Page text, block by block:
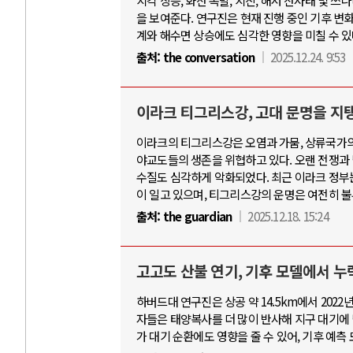
을 보여준다. 연구진은 현재 진행 중인 기후 변
계와 해수면 상승에도 심각한 영향을 미칠 수
출처: the conversation 2025.12.24. 9:53
이라크 티그리스강, 고대 문명을 지
이라크의 티그리스강은 오염과 가뭄, 상류국
야교도들의 생존을 위협하고 있다. 오랜 전쟁
수질도 심각하게 악화되었다. 최근 이라크 정
이 일고 있으며, 티그리스강의 운명은 여전히
출처: the guardian 2025.12.18. 15:24
고고도 산불 연기, 기후 모델에서
하버드대 연구진은 상공 약 14.5km에서 2022
자들은 태양복사를 더 많이 반사해 지구 대기
가 대기 순환에도 영향을 줄 수 있어, 기후 예